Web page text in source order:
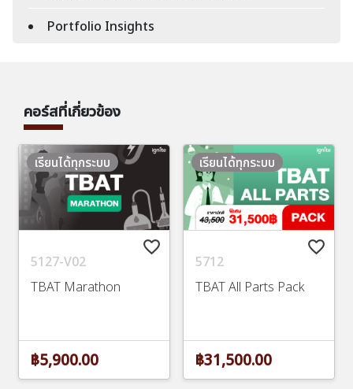
Portfolio Insights
คอร์สที่เกี่ยวข้อง
favorite_border
5127-V02
TBAT Marathon
เรียนได้ทุกระบบ
฿5,900.00
favorite_border
5712
TBAT All Parts Pack
เรียนได้ทุกระบบ
฿31,500.00